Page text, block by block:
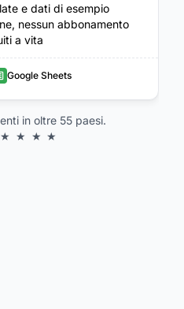
e dati di esempio
nessun abbonamento
a vita
Google Sheets
in oltre 55 paesi.
★ ★ ★